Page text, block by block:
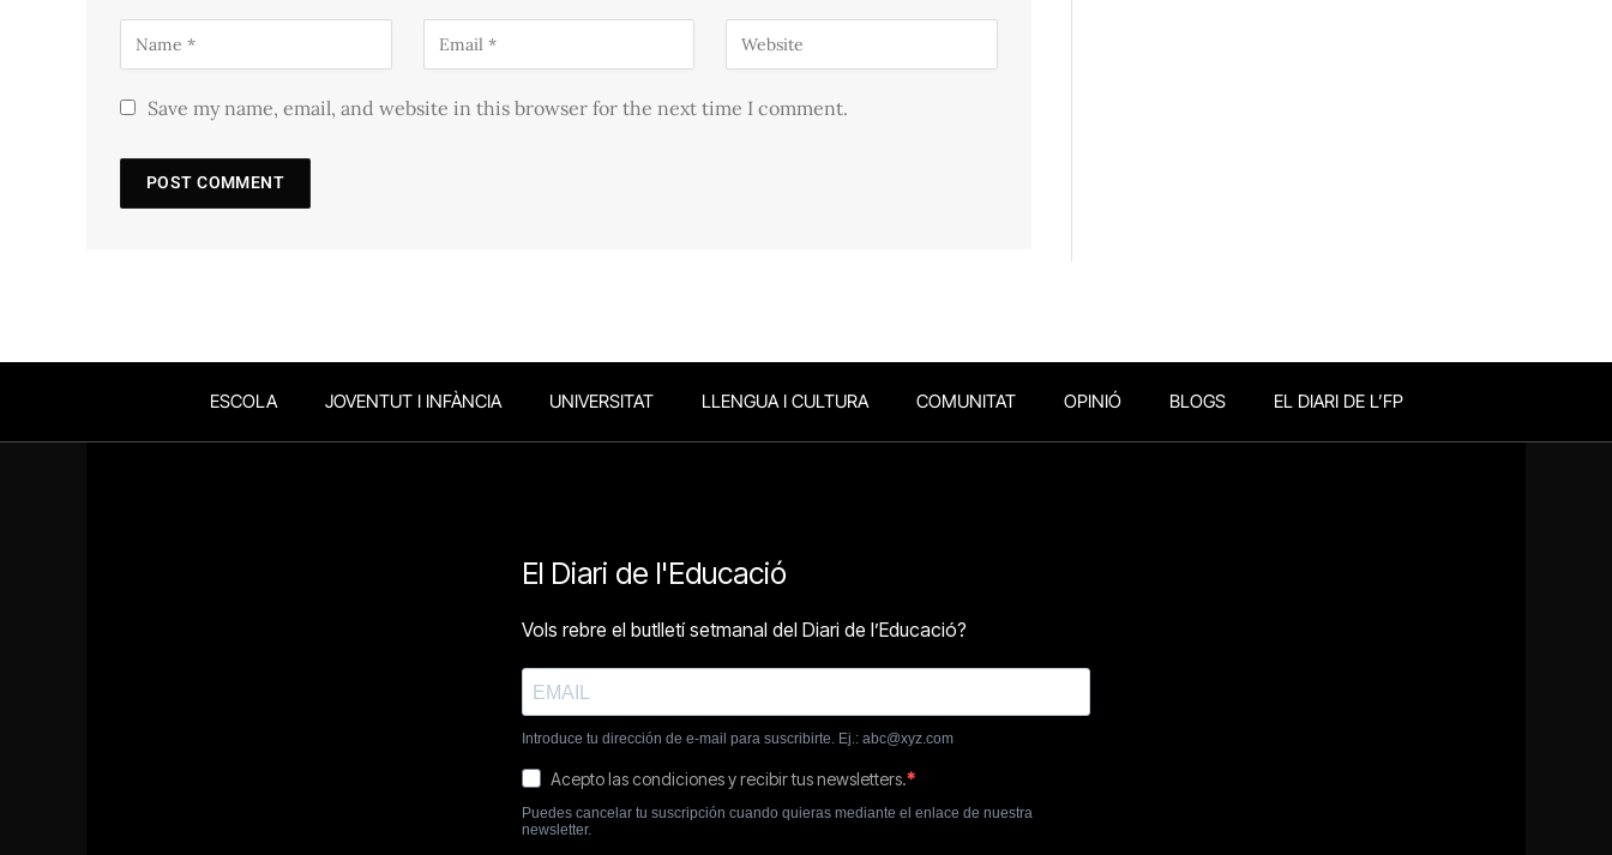
Save my name, email, and website in this browser for the next time I comment.
ESCOLA JOVENTUT I INFÀNCIA UNIVERSITAT LLENGUA I CULTURA COMUNITAT OPINIÓ BLOGS EL DIARI DE L’FP